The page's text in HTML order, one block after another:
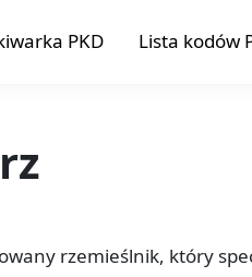
PKD Lista kodów
rzemieślnik, który